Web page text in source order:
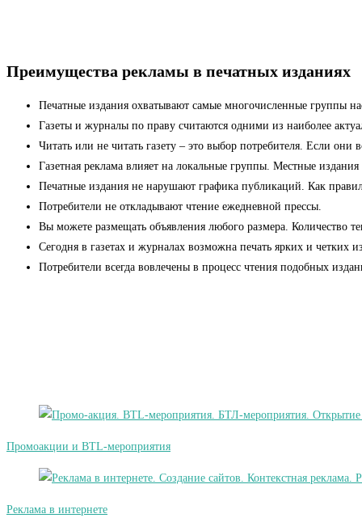
Преимущества рекламы в печатных изданиях
Печатные издания охватывают самые многочисленные группы
Газеты и журналы по праву считаются одними из наиболее
Читать или не читать газету – это выбор потребителя. Если
Газетная реклама влияет на локальные группы. Местные
Печатные издания не нарушают графика публикаций. Как
Потребители не откладывают чтение ежедневной прессы.
Вы можете размещать объявления любого размера. Количество
Сегодня в газетах и журналах возможна печать ярких и четких
Потребители всегда вовлечены в процесс чтения подобных
Промоакции и BTL-мероприятия
Реклама в интернете